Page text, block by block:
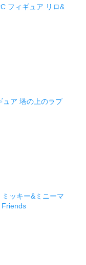
フィギュア リロ&
ュア 塔の上のラプ
ッキー&ミニーマ
Friends